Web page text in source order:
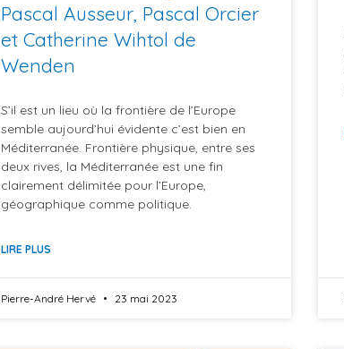
Pascal Ausseur, Pascal Orcier
et Catherine Wihtol de
Wenden
S’il est un lieu où la frontière de l’Europe
semble aujourd’hui évidente c’est bien en
Méditerranée. Frontière physique, entre ses
deux rives, la Méditerranée est une fin
clairement délimitée pour l’Europe,
géographique comme politique.
LIRE PLUS
Pierre-André Hervé 23 mai 2023